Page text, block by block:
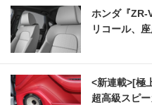
ホンダ『ZR-
リコール、
<新連載>[極
超高級スピ